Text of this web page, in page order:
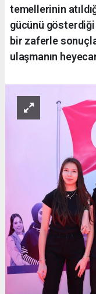
temellerinin
gücünü gösterdiği
bir zaferle
ulaşmanın